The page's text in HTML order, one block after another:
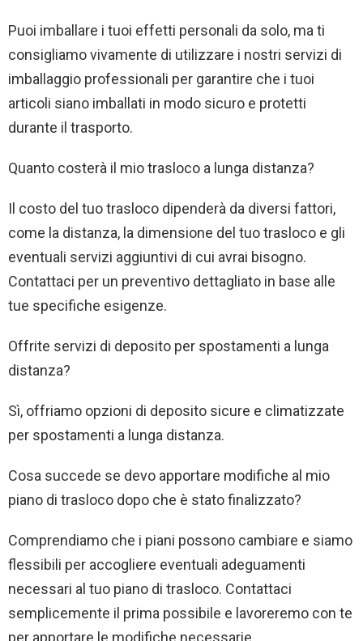
Puoi imballare i tuoi effetti personali da solo, ma ti
consigliamo vivamente di utilizzare i nostri servizi di
imballaggio professionali per garantire che i tuoi
articoli siano imballati in modo sicuro e protetti
durante il trasporto.
Quanto costerà il mio trasloco a lunga distanza?
Il costo del tuo trasloco dipenderà da diversi fattori,
come la distanza, la dimensione del tuo trasloco e gli
eventuali servizi aggiuntivi di cui avrai bisogno.
Contattaci per un preventivo dettagliato in base alle
tue specifiche esigenze.
Offrite servizi di deposito per spostamenti a lunga
distanza?
Sì, offriamo opzioni di deposito sicure e climatizzate
per spostamenti a lunga distanza.
Cosa succede se devo apportare modifiche al mio
piano di trasloco dopo che è stato finalizzato?
Comprendiamo che i piani possono cambiare e siamo
flessibili per accogliere eventuali adeguamenti
necessari al tuo piano di trasloco. Contattaci
semplicemente il prima possibile e lavoreremo con te